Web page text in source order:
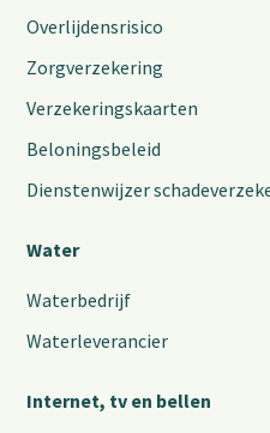
Overlijdensrisico
Zorgverzekering
Verzekeringskaarten
Beloningsbeleid
Dienstenwijzer
Water
Waterbedrijf
Waterleverancier
Internet, tv en bellen